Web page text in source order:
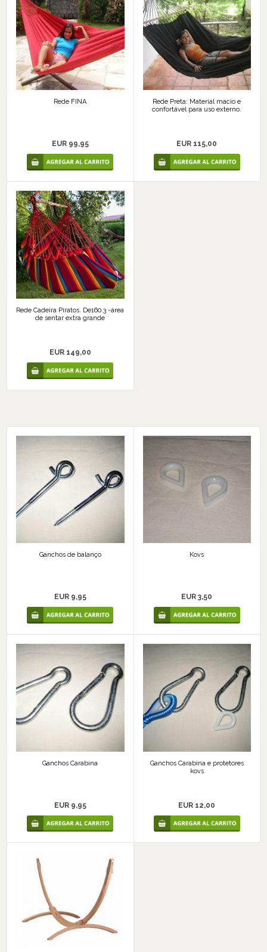
Rede FINA
EUR 99,95
Rede Preta: Material macio e
confortável para uso externo.
EUR 115,00
Rede Cadeira Piratos. De160.3 -área
de sentar extra grande
EUR 149,00
Ganchos de balanço
EUR 9,95
Kovs
EUR 3,50
Ganchos Carabina
EUR 9,95
Ganchos Carabina e protetores
kovs
EUR 12,00